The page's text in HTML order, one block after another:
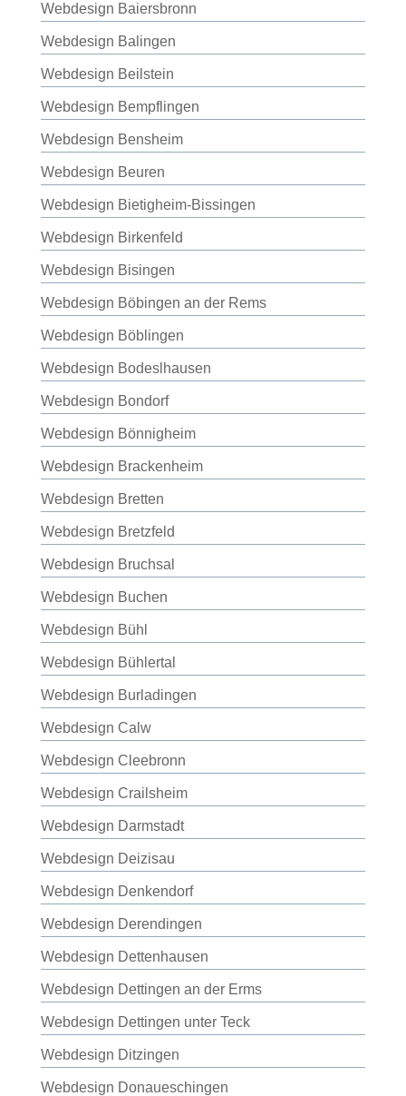
Webdesign Baiersbronn
Webdesign Balingen
Webdesign Beilstein
Webdesign Bempflingen
Webdesign Bensheim
Webdesign Beuren
Webdesign Bietigheim-Bissingen
Webdesign Birkenfeld
Webdesign Bisingen
Webdesign Böbingen an der Rems
Webdesign Böblingen
Webdesign Bodeslhausen
Webdesign Bondorf
Webdesign Bönnigheim
Webdesign Brackenheim
Webdesign Bretten
Webdesign Bretzfeld
Webdesign Bruchsal
Webdesign Buchen
Webdesign Bühl
Webdesign Bühlertal
Webdesign Burladingen
Webdesign Calw
Webdesign Cleebronn
Webdesign Crailsheim
Webdesign Darmstadt
Webdesign Deizisau
Webdesign Denkendorf
Webdesign Derendingen
Webdesign Dettenhausen
Webdesign Dettingen an der Erms
Webdesign Dettingen unter Teck
Webdesign Ditzingen
Webdesign Donaueschingen